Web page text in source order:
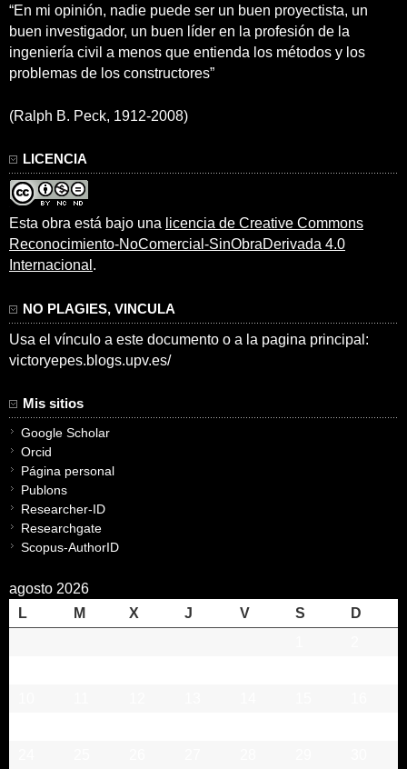
“En mi opinión, nadie puede ser un buen proyectista, un
buen investigador, un buen líder en la profesión de la
ingeniería civil a menos que entienda los métodos y los
problemas de los constructores”
(Ralph B. Peck, 1912-2008)
LICENCIA
Esta obra está bajo una licencia de Creative Commons
Reconocimiento-NoComercial-SinObraDerivada 4.0
Internacional .
NO PLAGIES, VINCULA
Usa el vínculo a este documento o a la pagina principal:
victoryepes.blogs.upv.es/
Mis sitios
Google Scholar
Orcid
Página personal
Publons
Researcher-ID
Researchgate
Scopus-AuthorID
agosto 2026
L
M X J V S
D